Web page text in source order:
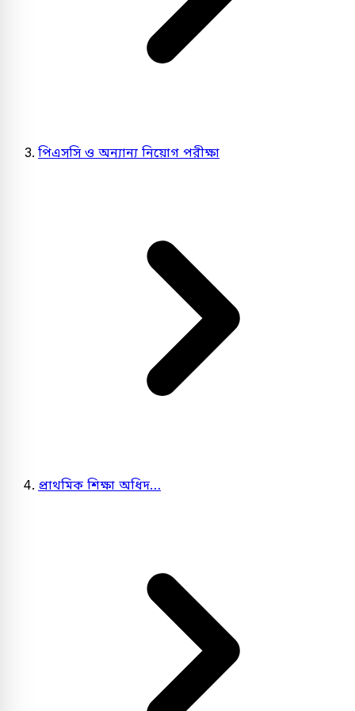
পিএসসি ও অন্যান্য নিয়োগ পরীক্ষা
প্রাথমিক শিক্ষা অধিদ…